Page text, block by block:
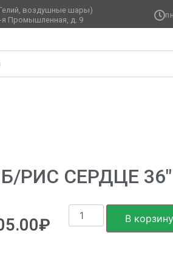
воздушные шары)
я Промышленная, д. 9
РИС СЕРДЦЕ 36″
₽ В корзину